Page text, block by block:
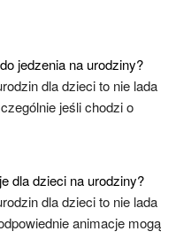
jedzenia na urodziny?
dla dzieci to nie lada
jeśli chodzi o
dla dzieci na urodziny?
dla dzieci to nie lada
animacje mogą